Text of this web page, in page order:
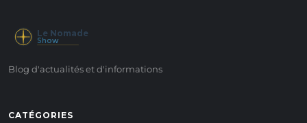
Le Nomade
Show
Blog d'actualités et d'informations
CATÉGORIES